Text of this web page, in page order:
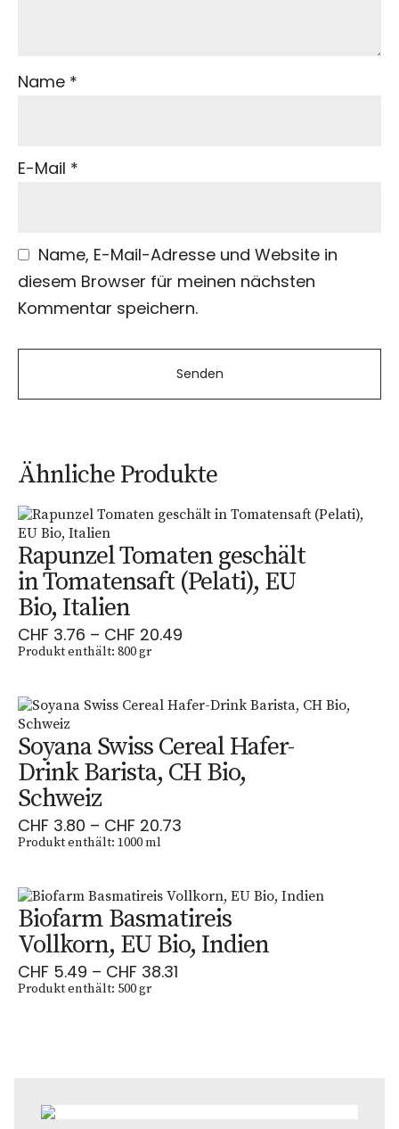
Name *
E-Mail *
Name, E-Mail-Adresse und Website in
diesem Browser für meinen nächsten
Kommentar speichern.
Ähnliche Produkte
Rapunzel Tomaten geschält
in Tomatensaft (Pelati), EU
Bio, Italien
CHF 3.76 – CHF 20.49
Produkt enthält: 800gr
Soyana Swiss Cereal Hafer-
Drink Barista, CH Bio,
Schweiz
CHF 3.80 – CHF 20.73
Produkt enthält: 1000ml
Biofarm Basmatireis
Vollkorn, EU Bio, Indien
CHF 5.49 – CHF 38.31
Produkt enthält: 500gr